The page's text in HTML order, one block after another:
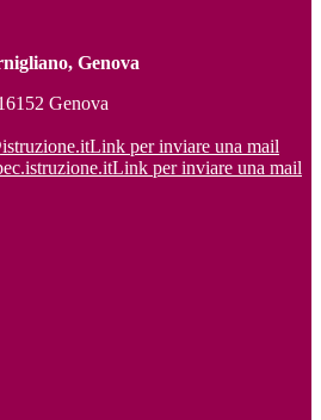
Genova
Genova
Link per inviare una mail
Link per inviare una mail